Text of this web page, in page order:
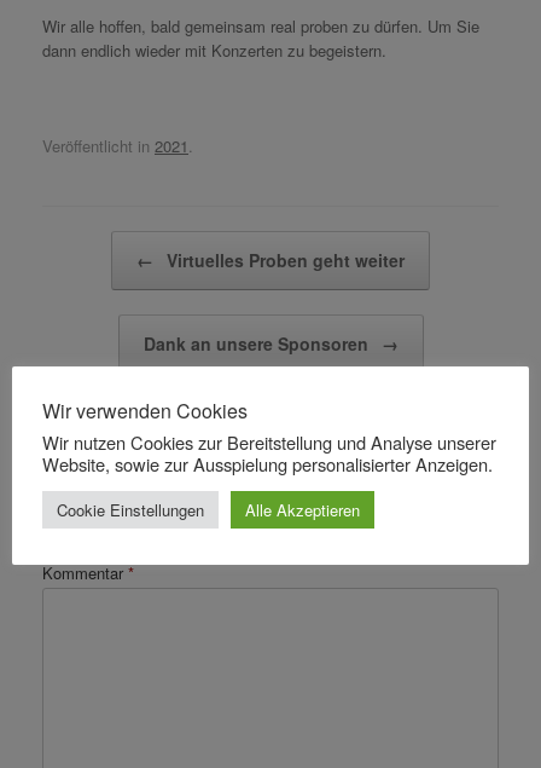
Wir alle hoffen, bald gemeinsam real proben zu dürfen. Um Sie
dann endlich wieder mit Konzerten zu begeistern.
Veröffentlicht in 2021
← Virtuelles Proben geht weiter
Dank an unsere Sponsoren →
Schreibe einen Kommentar
Deine E-Mail-Adresse wird nicht veröffentlicht. Erforderliche Felder sind mit
markiert
Kommentar*
Wir verwenden Cookies
Wir nutzen Cookies zur Bereitstellung und Analyse unserer
Website, sowie zur Ausspielung personalisierter Anzeigen.
Cookie Einstellungen Alle Akzeptieren